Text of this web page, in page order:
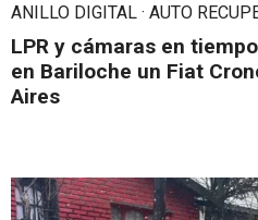
ANILLO DIGITAL · AUTO
LPR y cámaras en
en Bariloche un Fiat
Aires